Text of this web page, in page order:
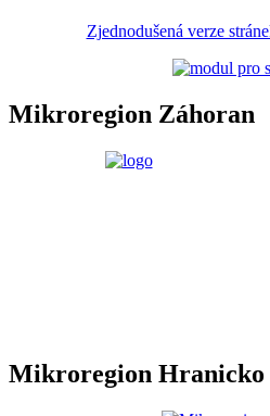
Zjednodušená verze
Mikroregion Záhoran
Mikroregion Hranicko